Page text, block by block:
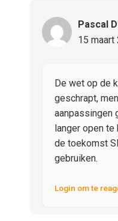
Pascal
15 maart
De wet op de
geschrapt,
aanpassingen
langer open te
de toekomst
gebruiken.
Login om te